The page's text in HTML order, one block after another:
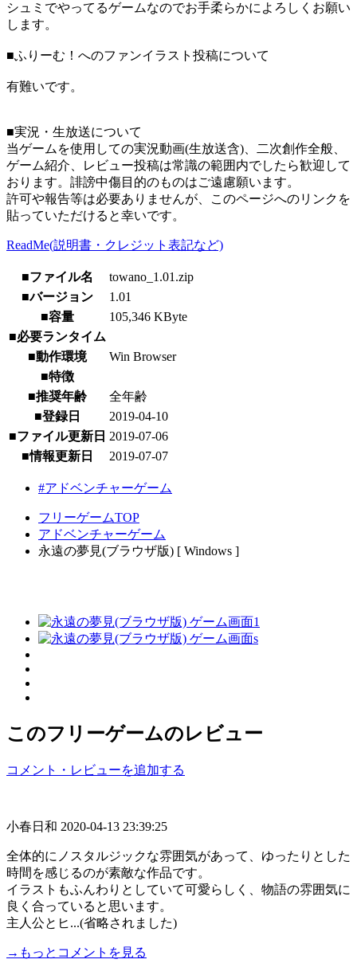
シュミでやってるゲームなのでお手柔らかによろしくお願い
します。
■ふりーむ！へのファンイラスト投稿について
有難いです。
■実況・生放送について
当ゲームを使用しての実況動画(生放送含)、二次創作全般、
ゲーム紹介、レビュー投稿は常識の範囲内でしたら歓迎して
おります。誹謗中傷目的のものはご遠慮願います。
許可や報告等は必要ありませんが、このページへのリンクを
貼っていただけると幸いです。
ReadMe(説明書・クレジット表記など)
■ファイル名
towano_1.01.zip
■バージョン
1.01
■容量
105,346 KByte
■必要ランタイム
■動作環境
Win Browser
■特徴
■推奨年齢
全年齢
■登録日
2019-04-10
■ファイル更新日 2019-07-06
■情報更新日
2019-07-07
#アドベンチャーゲーム
フリーゲームTOP
アドベンチャーゲーム
永遠の夢見(ブラウザ版) [ Windows ]
このフリーゲームのレビュー
コメント・レビューを追加する
小春日和 2020-04-13 23:39:25
全体的にノスタルジックな雰囲気があって、ゆったりとした
時間を感じるのが素敵な作品です。
イラストもふんわりとしていて可愛らしく、物語の雰囲気に
良く合っていると思います。
主人公とヒ...(省略されました)
→もっとコメントを見る